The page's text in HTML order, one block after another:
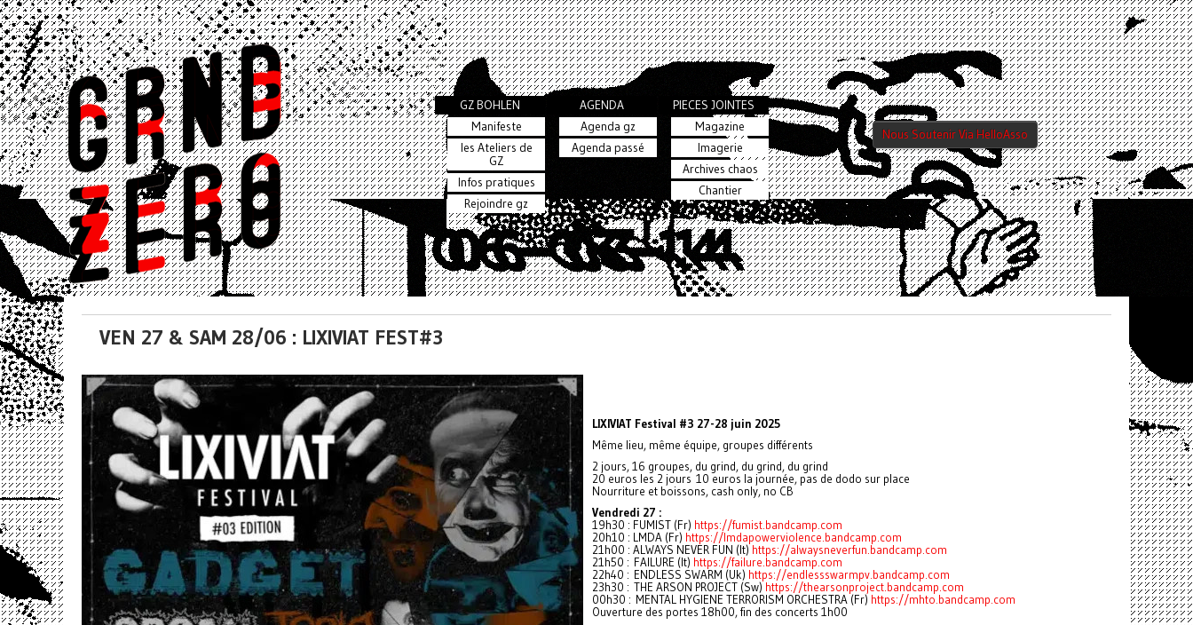
GZ BOHLEN
Manifeste
les Ateliers de
GZ
Infos pratiques
Rejoindre gz
AGENDA
Agenda gz
Agenda passé
PIECES JOINTES
Magazine
Imagerie
Archives chaos
Chantier
Nous Soutenir Via HelloAsso
VEN 27 & SAM 28/06 : LIXIVIAT FEST#3
LIXIVIAT Festival #3 27-28 juin 2025
Même lieu, même équipe, groupes différents
2 jours, 16 groupes, du grind, du grind, du grind
20 euros les 2 jours 10 euros la journée, pas de dodo sur place
Nourriture et boissons, cash only, no CB
Vendredi 27 :
19h30 : FUMIST (Fr) https://fumist.bandcamp.com
20h10 : LMDA (Fr) https://lmdapowerviolence.bandcamp.com
21h00 : ALWAYS NEVER FUN (It) https://alwaysneverfun.bandcamp.com
21h50 : FAILURE (It) https://failure.bandcamp.com
22h40 : ENDLESS SWARM (Uk) https://endlessswarmpv.bandcamp.com
23h30 : THE ARSON PROJECT (Sw) https://thearsonproject.bandcamp.com
00h30 : MENTAL HYGIENE TERRORISM ORCHESTRA (Fr) https://mhto.bandcamp.com
Ouverture des portes 18h00, fin des concerts 1h00